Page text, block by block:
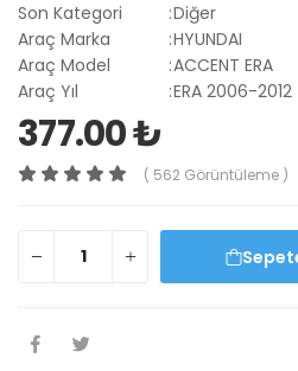
Son Kategori
:Diğer
Araç Marka
:HYUNDAI
Araç Model
:ACCENT ERA
Araç Yıl
:ERA 2006-2012
377.00 ₺
( 562 Görüntüleme )